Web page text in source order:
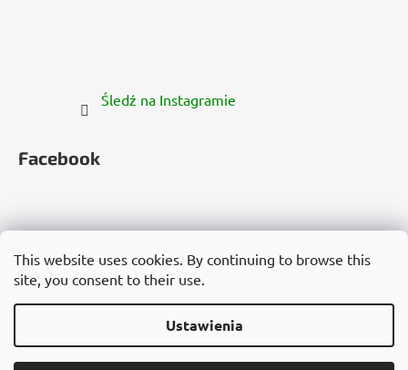
This website uses cookies. By continuing to browse this
site, you consent to their use.
Ustawienia
Śledź na Instagramie
Facebook
Česko Slovensko Magyarország